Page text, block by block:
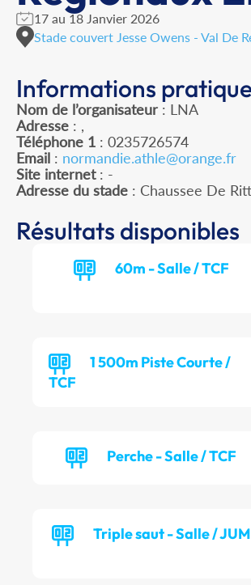
17 au 18 Janvier 2026
Stade couvert Jesse Owens - Val De
Informations
Nom de l’organisateur : LNA
Adresse : ,
Téléphone 1 : 0235726574
Email : normandie.athle@orange.fr
Site internet: -
Adresse du stade : Chaussee De
Résultats disponibles
60m - Salle / TCF
1 500m Piste Courte /
TCF
Perche - Salle / TCF
Triple saut - Salle / JUM